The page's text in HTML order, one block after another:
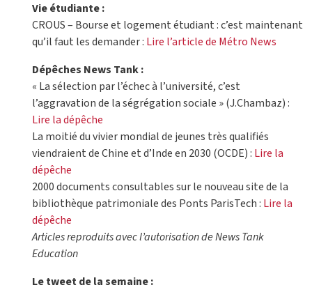
Vie étudiante :
CROUS – Bourse et logement étudiant : c’est maintenant
qu’il faut les demander : Lire l’article de Métro News
Dépêches News Tank :
« La sélection par l’échec à l’université, c’est
l’aggravation de la ségrégation sociale » (J.Chambaz) :
Lire la dépêche
La moitié du vivier mondial de jeunes très qualifiés
viendraient de Chine et d’Inde en 2030 (OCDE) : Lire la
dépêche
2000 documents consultables sur le nouveau site de la
bibliothèque patrimoniale des Ponts ParisTech : Lire la
dépêche
Articles reproduits avec l’autorisation de News Tank
Education
Le tweet de la semaine :